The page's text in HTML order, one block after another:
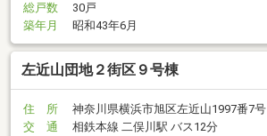
総戸数
30戸
築年月
昭和43年6月
左近山団地２街区９号棟
住 所
神奈川県横浜市旭区左近山1997番7号
交 通
相鉄本線 二俣川駅 バス12分